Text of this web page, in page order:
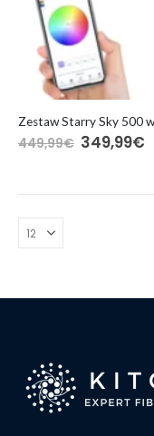
Zestaw Starry Sky 500
449,99€ Pierwotna
cena
349,99€